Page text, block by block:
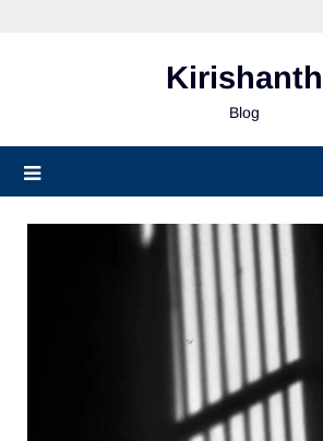
Kirishanth
Blog